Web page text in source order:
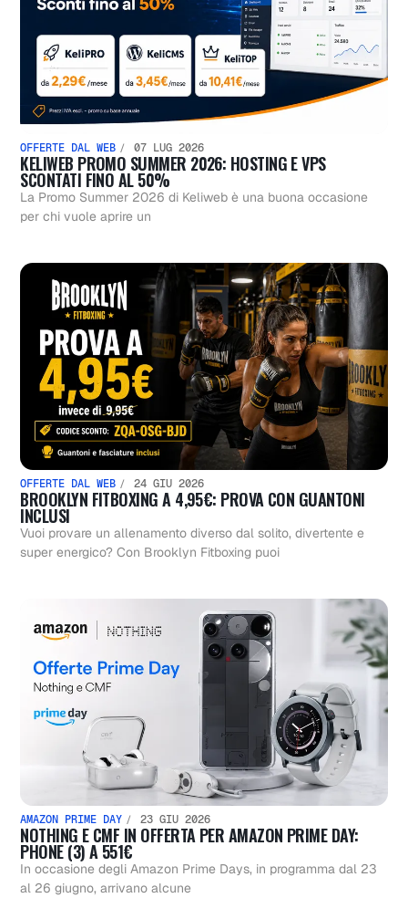
OFFERTE DAL WEB 07 LUG 2026
KELIWEB PROMO SUMMER 2026: HOSTING E VPS
SCONTATI FINO AL 50%
La Promo Summer 2026 di Keliweb è una buona occasione
per chi vuole aprire un
OFFERTE DAL WEB 24 GIU 2026
BROOKLYN FITBOXING A 4,95€: PROVA CON GUANTONI
INCLUSI
Vuoi provare un allenamento diverso dal solito, divertente e
super energico? Con Brooklyn Fitboxing puoi
AMAZON PRIME DAY 23 GIU 2026
NOTHING E CMF IN OFFERTA PER AMAZON PRIME DAY:
PHONE (3) A 551€
In occasione degli Amazon Prime Days, in programma dal 23
al 26 giugno, arrivano alcune